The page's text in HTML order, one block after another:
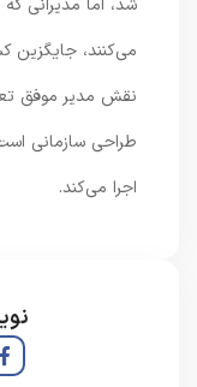
شد، اما مدیرانی که
می‌کنند، جایگزین کسانی
نقش مدیر موفق تعقیب
طراحی سازمانی است که
اجرا می‌کند.